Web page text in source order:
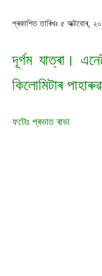
প্ৰকাশিত তাৰিখঃ ৫ অক্টবোৰ,
দূৰ্গম যাত্ৰা।
কিলোমিটাৰ
ফটোঃ প্ৰভাত ৰাভা